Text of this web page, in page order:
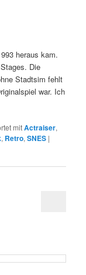
heraus kam.
Die
Stadtsim fehlt
war. Ich
mitActraiser,
, Retro,SNES |